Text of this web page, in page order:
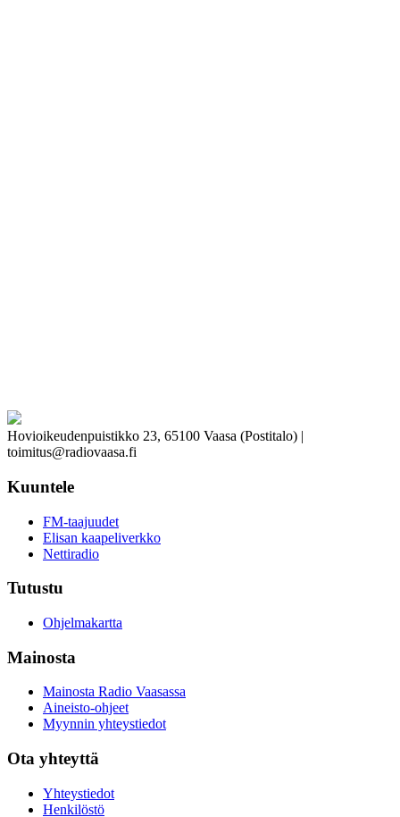
Hovioikeudenpuistikko 23, 65100 Vaasa (Postitalo) |
toimitus@radiovaasa.fi
Kuuntele
FM-taajuudet
Elisan kaapeliverkko
Nettiradio
Tutustu
Ohjelmakartta
Mainosta
Mainosta Radio Vaasassa
Aineisto-ohjeet
Myynnin yhteystiedot
Ota yhteyttä
Yhteystiedot
Henkilöstö